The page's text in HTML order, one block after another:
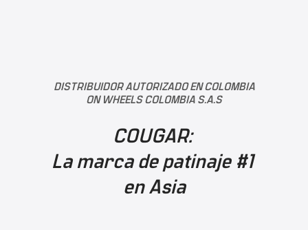
DISTRIBUIDOR AUTORIZADO EN COLOMBIA
ON WHEELS COLOMBIA S.A.S
COUGAR:
La marca de patinaje #1
en Asia